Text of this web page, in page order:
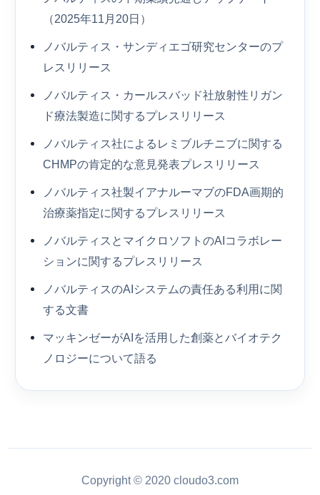
（2025年11月20日）
ノバルティス・サンディエゴ研究センターのプ
レスリリース
ノバルティス・カールスバッド社放射性リガン
ド療法製造に関するプレスリリース
ノバルティス社によるレミブルチニブに関する
CHMPの肯定的な意見発表プレスリリース
ノバルティス社製イアナルーマブのFDA画期的
治療薬指定に関するプレスリリース
ノバルティスとマイクロソフトのAIコラボレー
ションに関するプレスリリース
ノバルティスのAIシステムの責任ある利用に関
する文書
マッキンゼーがAIを活用した創薬とバイオテク
ノロジーについて語る
Copyright © 2020 cloudo3.com